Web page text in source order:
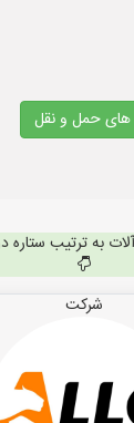
حمل و نقل
به ترتیب ستاره
شرکت